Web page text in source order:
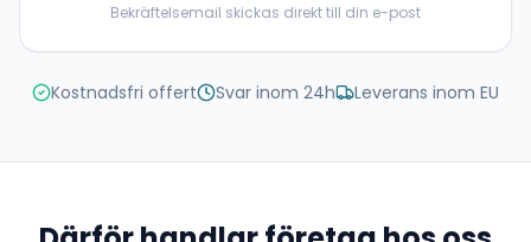
Bekräftelsemail skickas direkt till din e-post
Kostnadsfri offert Svar inom 24h Leverans inom EU